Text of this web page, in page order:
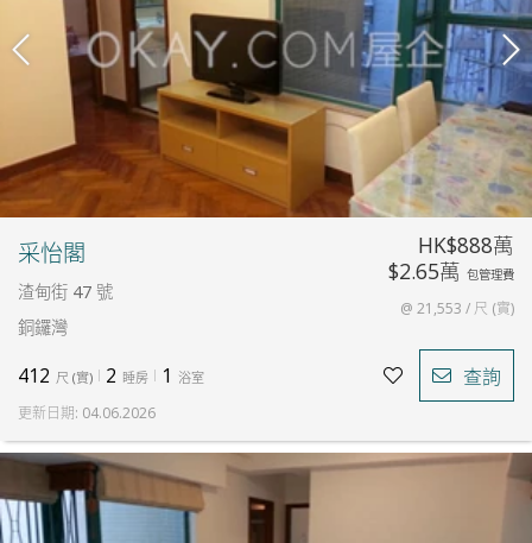
采怡閣
渣甸街 47 號
銅鑼灣
HK$888萬
$2.65萬 包管理費
@ 21,553 / 尺 (實)
412 尺 (實) 2 睡房 1 浴室 查詢
更新日期: 04.06.2026